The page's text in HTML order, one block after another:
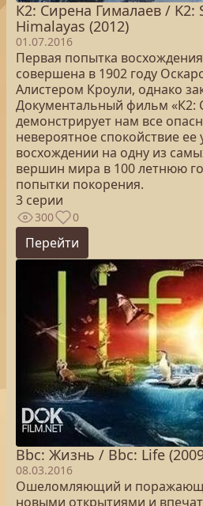
К2: Сирена Гималаев / K2:
Himalayas (2012)
01.07.2016
Первая попытка
совершена в 1902 году
Алистером Кроули, однако
Документальный фильм «К2:
демонстрирует нам все
невероятное спокойствие ее
восхождении на одну из
вершин мира в 100 летнюю
попытки покорения.
3 серии
300 0
Перейти
Bbc: Жизнь / Bbc: Life
08.03.2016
Ошеломляющий и
новыми открытиями и